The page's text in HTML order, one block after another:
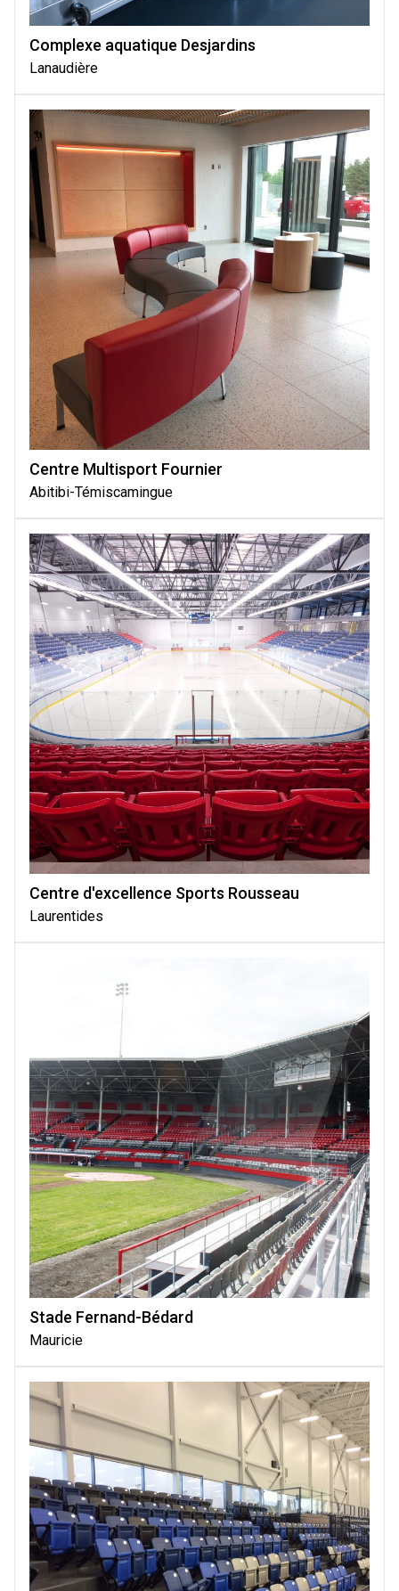
Complexe aquatique Desjardins
Lanaudière
Centre Multisport Fournier
Abitibi-Témiscamingue
Centre d'excellence Sports Rousseau
Laurentides
Stade Fernand-Bédard
Mauricie